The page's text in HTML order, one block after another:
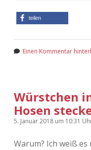
teilen
Einen Kommentar
Würstchen
Hosen
5. Januar 2018 um 10:31
Warum? Ich weiß es